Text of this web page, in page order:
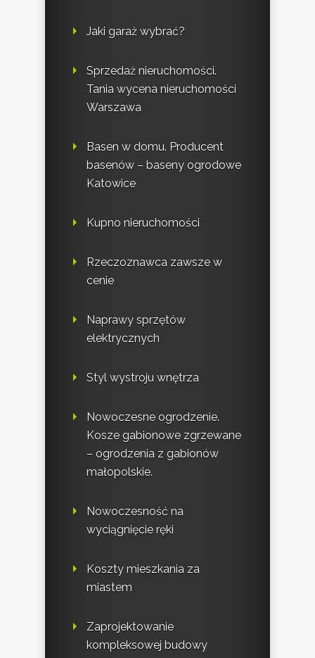
Jaki garaż wybrać?
Sprzedaż nieruchomości.
Tania wycena nieruchomości
Warszawa
Basen w domu. Producent
basenów – baseny ogrodowe
Katowice
Kupno nieruchomości
Rzeczoznawca zawsze w
cenie
Naprawy sprzętów
elektrycznych
Styl wystroju wnętrza
Nowoczesne ogrodzenie.
Kosze gabionowe zgrzewane
– ogrodzenia z gabionów
małopolskie.
Nowoczesność na
wyciągnięcie ręki
Koszty mieszkania za
miastem
Zaprojektowanie
kompleksowej budowy